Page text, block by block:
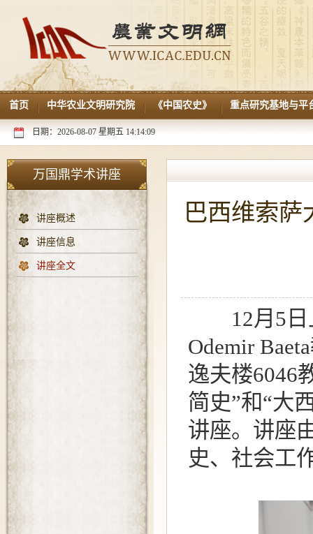
首页 中华农业文明研究院 《中国农史》 重点研究基地与平
日期：2026-08-07 星期五 14:14:10
万国鼎学术讲座
讲座概述
讲座信息
讲座全文
巴西维索萨
12月5日
Odemir
逸夫楼6046
简史”和“大
讲座。讲座
史、社会工